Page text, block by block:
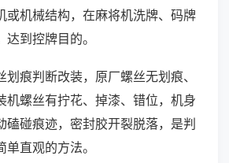
或机械结构，在麻将机洗牌、码牌
到控牌目的。
痕判断改装，原厂螺丝无划痕、
机螺丝有拧花、掉漆、错位，机身
磕碰痕迹，密封胶开裂脱落，是判
直观的方法。